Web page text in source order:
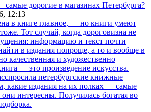
дорогие в магазинах Петербурга?
12:13
в книге главное, — но книги умеют
Тот случай, когда дороговизна не
информацию и текст почти
в издания попроще, а то и вообще в
качественная и художественно
— это произведение искусства.
петербургские книжные
какие издания на их полках — самые
интересны. Получилась богатая во